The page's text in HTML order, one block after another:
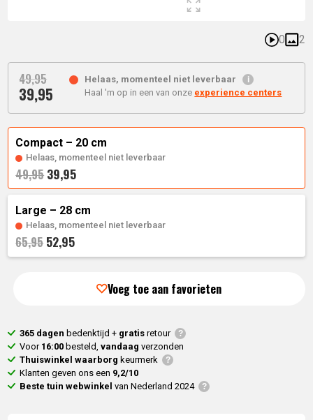
0 2
49,95
Oorspronkelijke
prijs
was:
49,95.
39,95
Huidige
prijs
is:
39,95.
Helaas, momenteel niet leverbaar
Haal 'm op in een van onze experience centers
Compact – 20 cm
49,95 39,95
Helaas, momenteel niet leverbaar
Large – 28 cm
65,95 52,95
Helaas, momenteel niet leverbaar
Voeg toe aan favorieten
365 dagen bedenktijd + gratisretour
Voor 16:00 besteld,vandaag verzonden
Thuiswinkel waarborg keurmerk
Klanten geven ons een 9,2/10
Beste tuin webwinkel van Nederland 2024